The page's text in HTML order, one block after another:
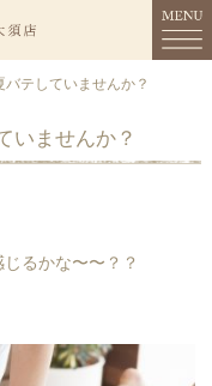
テしていませんか？
いませんか？
るかな〜〜？？